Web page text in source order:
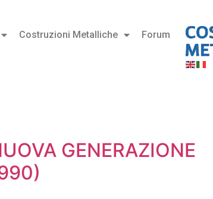
Costruzioni Metalliche Forum
GENERAZIONE